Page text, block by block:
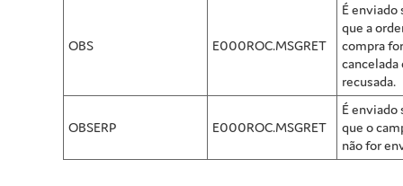
OBS E000ROC.MSGRET
É enviado
que a
compra for
cancelada
recusada.
OBSERP E000ROC.MSGRET
É enviado
que o
não for